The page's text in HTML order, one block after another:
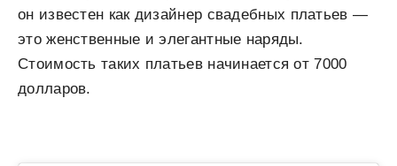
он известен как дизайнер свадебных платьев —
это женственные и элегантные наряды.
Стоимость таких платьев начинается от 7000
долларов.